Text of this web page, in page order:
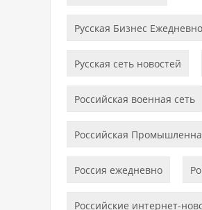
Русская Бизнес Ежедневно
Русская сеть новостей
Российская военная сеть
Российская
Россия ежедневно
Российские интернет-